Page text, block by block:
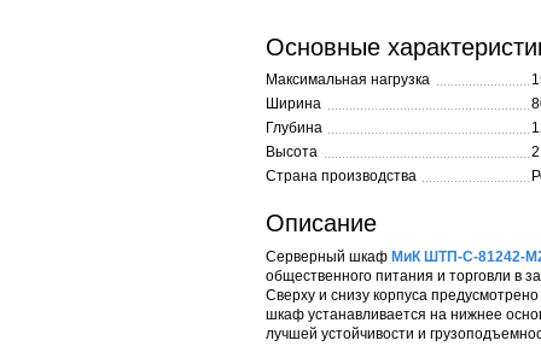
Основные
Максимальная нагрузка
Ширина
Глубина
Высота
Страна производства
Описание
Серверный шкаф МиК ШТП-С-81242-
общественного питания и торговли в
Сверху и снизу корпуса
шкаф устанавливается на нижнее
лучшей устойчивости и